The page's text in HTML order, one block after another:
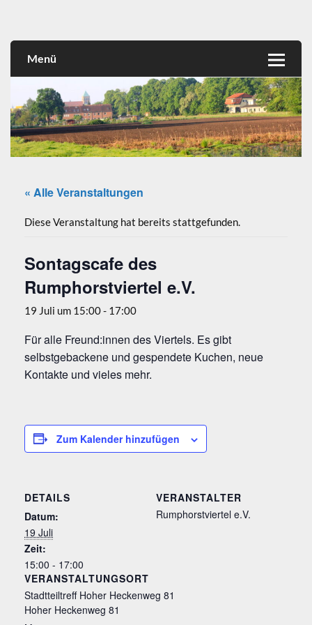
Rumphorstviertel e.V.
Menü
« Alle Veranstaltungen
Diese Veranstaltung hat bereits stattgefunden.
Sontagscafe des
Rumphorstviertel e.V.
19 Juli um 15:00- 17:00
Für alle Freund:innen des Viertels. Es gibt
selbstgebackene und gespendete Kuchen, neue
Kontakte und vieles mehr.
Zum Kalender hinzufügen
DETAILS
Datum:
19 Juli
Zeit:
15:00 - 17:00
VERANSTALTUNGSORT
Stadtteiltreff Hoher Heckenweg 81
Hoher Heckenweg 81
VERANSTALTER
Rumphorstviertel e.V.